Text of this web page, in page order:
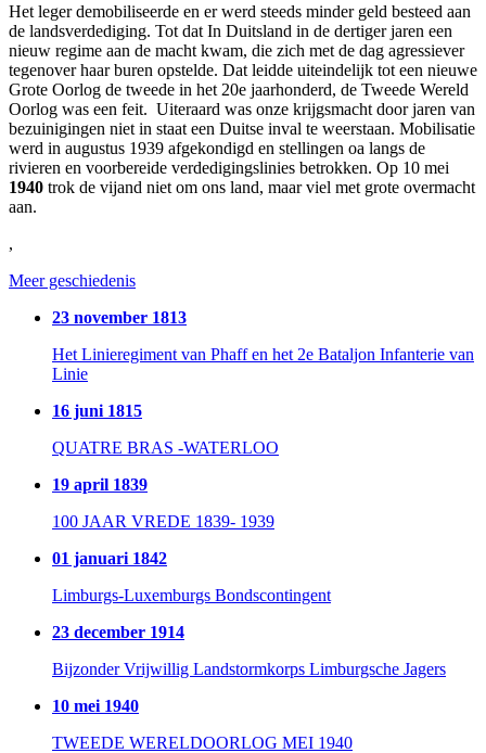
Het leger demobiliseerde en er werd steeds minder geld besteed aan
de landsverdediging. Tot dat In Duitsland in de dertiger jaren een
nieuw regime aan de macht kwam, die zich met de dag agressiever
tegenover haar buren opstelde. Dat leidde uiteindelijk tot een nieuwe
Grote Oorlog de tweede in het 20e jaarhonderd, de Tweede Wereld
Oorlog was een feit. Uiteraard was onze krijgsmacht door jaren van
bezuinigingen niet in staat een Duitse inval te weerstaan. Mobilisatie
werd in augustus 1939 afgekondigd en stellingen oa langs de
rivieren en voorbereide verdedigingslinies betrokken. Op 10 mei
1940 trok de vijand niet om ons land, maar viel met grote overmacht
aan.
,
Meer geschiedenis
23 november 1813
Het Linieregiment van Phaff en het 2e Bataljon Infanterie van
Linie
16 juni 1815
QUATRE BRAS -WATERLOO
19 april 1839
100 JAAR VREDE 1839- 1939
01 januari 1842
Limburgs-Luxemburgs Bondscontingent
23 december 1914
Bijzonder Vrijwillig Landstormkorps Limburgsche Jagers
10 mei 1940
TWEEDE WERELDOORLOG MEI 1940